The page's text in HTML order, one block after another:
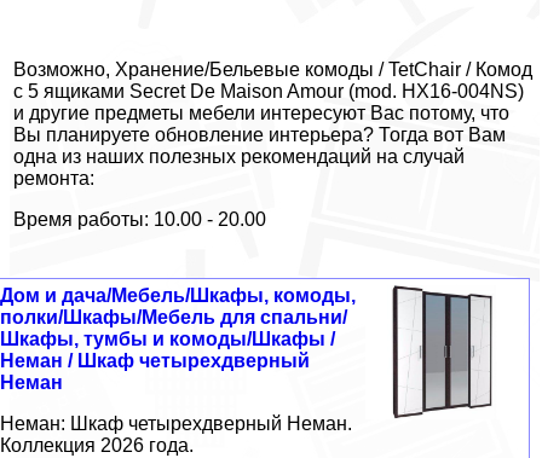
Возможно, Хранение/Бельевые комоды / TetChair / Комод
с 5 ящиками Secret De Maison Amour (mod. HX16-004NS)
и другие предметы мебели интересуют Вас потому, что
Вы планируете обновление интерьера? Тогда вот Вам
одна из наших полезных рекомендаций на случай
ремонта:
Время работы: 10.00 - 20.00
Дом и дача/Мебель/Шкафы, комоды,
полки/Шкафы/Мебель для спальни/
Шкафы, тумбы и комоды/Шкафы /
Неман / Шкаф четырехдверный
Неман
Неман: Шкаф четырехдверный Неман.
Коллекция 2026 года.